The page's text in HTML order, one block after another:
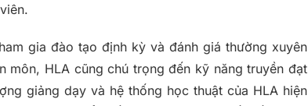
gia đào tạo định kỳ và đánh giá thường xuyên
môn, HLA cũng chú trọng đến kỹ năng truyền đạt
giảng dạy và hệ thống học thuật của HLA hiện